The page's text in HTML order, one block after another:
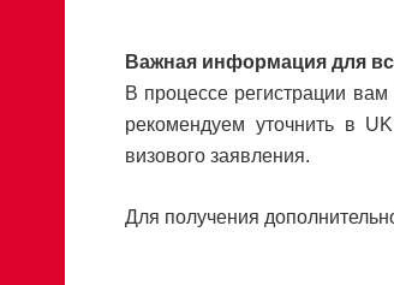
Важная информация для
В процессе регистрации
рекомендуем уточнить в
визового заявления.
Для получения